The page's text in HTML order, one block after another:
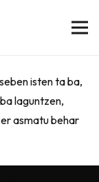
isten ta ba,
laguntzen,
asmatu behar